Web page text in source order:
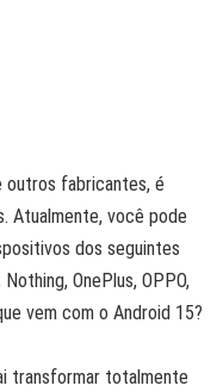
outros fabricantes, é
Atualmente, você pode
dos seguintes
OnePlus, OPPO,
vem com o Android 15?
transformar totalmente